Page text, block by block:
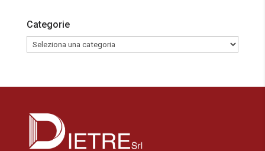
Categorie
Categorie